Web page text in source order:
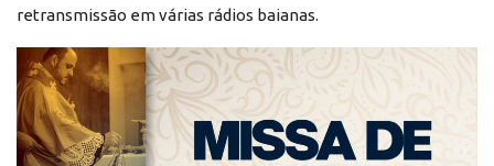
retransmissão em várias rádios baianas.